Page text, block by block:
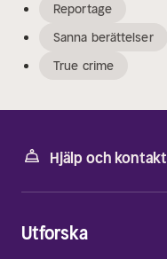
Reportage
Sanna berättelser
True crime
Hjälp och kontakt
Utforska